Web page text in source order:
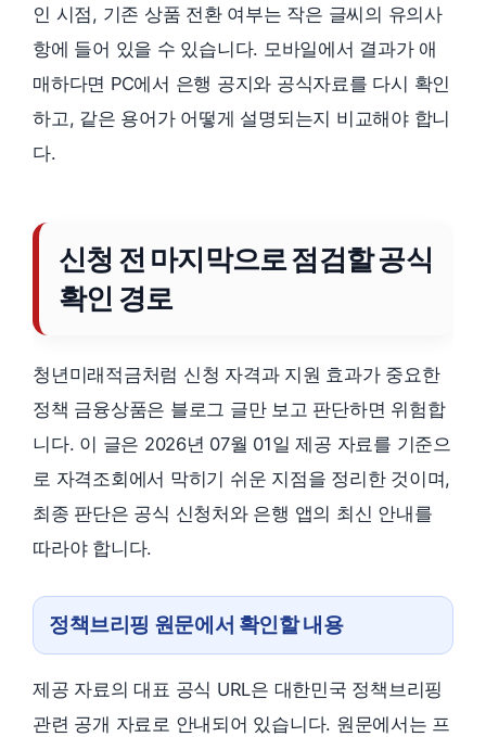
인 시점, 기존 상품 전환 여부는 작은 글씨의 유의사
항에 들어 있을 수 있습니다. 모바일에서 결과가 애
매하다면 PC에서 은행 공지와 공식자료를 다시 확인
하고, 같은 용어가 어떻게 설명되는지 비교해야 합니
다.
신청 전 마지막으로 점검할 공식
확인 경로
청년미래적금처럼 신청 자격과 지원 효과가 중요한
정책 금융상품은 블로그 글만 보고 판단하면 위험합
니다. 이 글은 2026년 07월 01일 제공 자료를 기준으
로 자격조회에서 막히기 쉬운 지점을 정리한 것이며,
최종 판단은 공식 신청처와 은행 앱의 최신 안내를
따라야 합니다.
정책브리핑 원문에서 확인할 내용
제공 자료의 대표 공식 URL은 대한민국 정책브리핑
관련 공개 자료로 안내되어 있습니다. 원문에서는 프